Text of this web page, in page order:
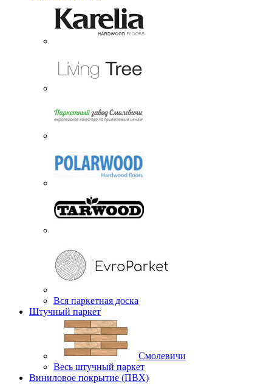
Вся паркетная доска
Штучный паркет
Смолевичи
Весь штучный паркет
Виниловое покрытие (ПВХ)